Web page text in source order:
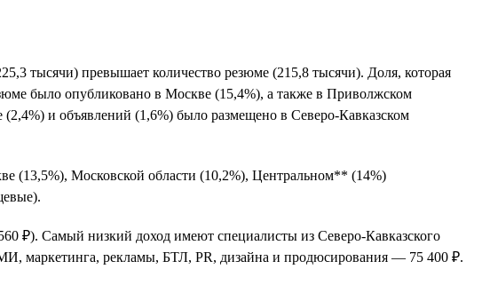
тысячи) превышает количество резюме (215,8 тысячи). Доля, которая
было опубликовано в Москве (15,4%), а также в Приволжском
и объявлений (1,6%) было размещено в Северо-Кавказском
(13,5%), Московской области (10,2%), Центральном** (14%)
₽). Самый низкий доход имеют специалисты из Северо-Кавказского
маркетинга, рекламы, БТЛ, PR, дизайна и продюсирования — 75 400 ₽.